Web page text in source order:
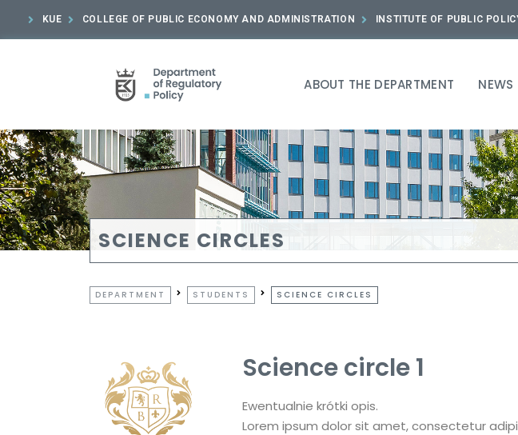
KUE COLLEGE OF PUBLIC ECONOMY AND ADMINISTRATION INSTITUTE OF PUBLIC
ABOUT THE DEPARTMENT NEWS
SCIENCE CIRCLES
DEPARTMENT STUDENTS SCIENCE CIRCLES
Science circle 1
Ewentualnie krótki opis.
Lorem ipsum dolor sit amet, consectetur